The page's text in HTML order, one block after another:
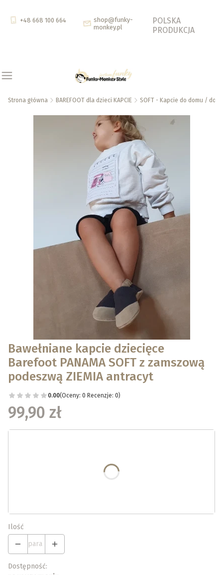
+48 668 100 664
shop@funky-
monkey.pl
POLSKA
PRODUKCJA
Strona główna BAREFOOT dla dzieci KAPCIE SOFT - Kapcie do domu / do
Bawełniane kapcie dziecięce
Barefoot PANAMA SOFT z zamszową
podeszwą ZIEMIA antracyt
0.00(Oceny: 0 Recenzje: 0)
99,90 zł
Wybierz swój rozmiar (ceny 99,90 - 117,90)
Ilość
para
Dostępność: